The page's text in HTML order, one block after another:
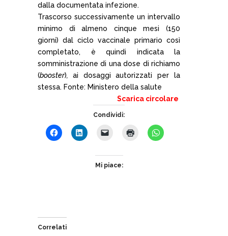
dalla documentata infezione.
Trascorso successivamente un intervallo
minimo di almeno cinque mesi (150
giorni) dal ciclo vaccinale primario così
completato, è quindi indicata la
somministrazione di una dose di richiamo
(booster), ai dosaggi autorizzati per la
stessa. Fonte: Ministero della salute
Scarica circolare
Condividi:
Mi piace:
Correlati